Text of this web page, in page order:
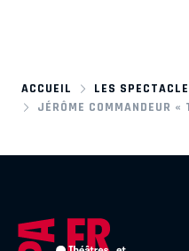
ACCUEIL
LES
JÉRÔME COMMANDEUR «